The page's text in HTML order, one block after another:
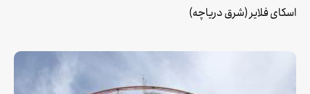
اسکای فلایر (شرق دریاچه)